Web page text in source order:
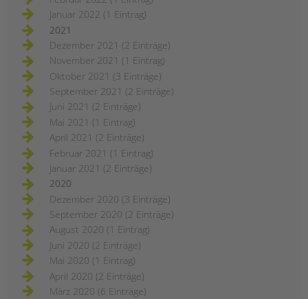
Januar 2022 (1 Eintrag)
2021
Dezember 2021 (2 Einträge)
November 2021 (1 Eintrag)
Oktober 2021 (3 Einträge)
September 2021 (2 Einträge)
Juni 2021 (2 Einträge)
Mai 2021 (1 Eintrag)
April 2021 (2 Einträge)
Februar 2021 (1 Eintrag)
Januar 2021 (2 Einträge)
2020
Dezember 2020 (3 Einträge)
September 2020 (2 Einträge)
August 2020 (1 Eintrag)
Juni 2020 (2 Einträge)
Mai 2020 (1 Eintrag)
April 2020 (2 Einträge)
März 2020 (6 Einträge)